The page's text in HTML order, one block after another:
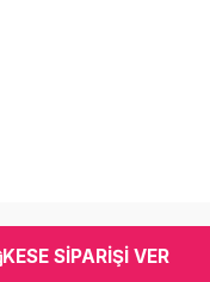
KESE SİPARİŞİ VER